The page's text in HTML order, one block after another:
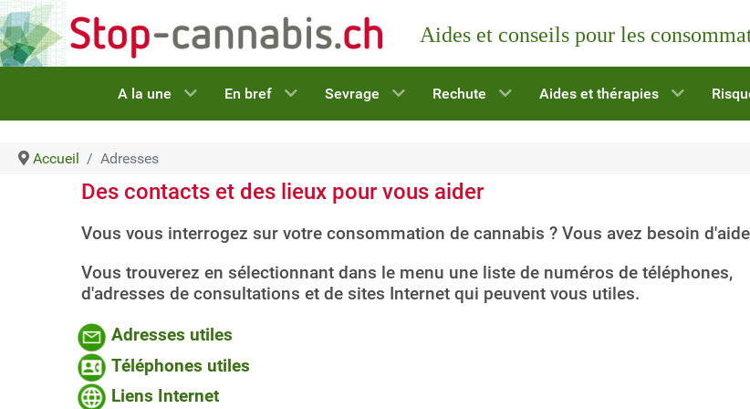
Aides et conseils pour les
A la une En bref Sevrage Rechute Aides et thérapies
Accueil Adresses
Des contacts et des lieux pour vous aider
Vous vous interrogez sur votre consommation de cannabis ? Vous avez besoin
Vous trouverez en sélectionnant dans le menu une liste de numéros de téléphones,
d'adresses de consultations et de sites Internet qui peuvent vous utiles.
Adresses utiles
Téléphones utiles
Liens Internet